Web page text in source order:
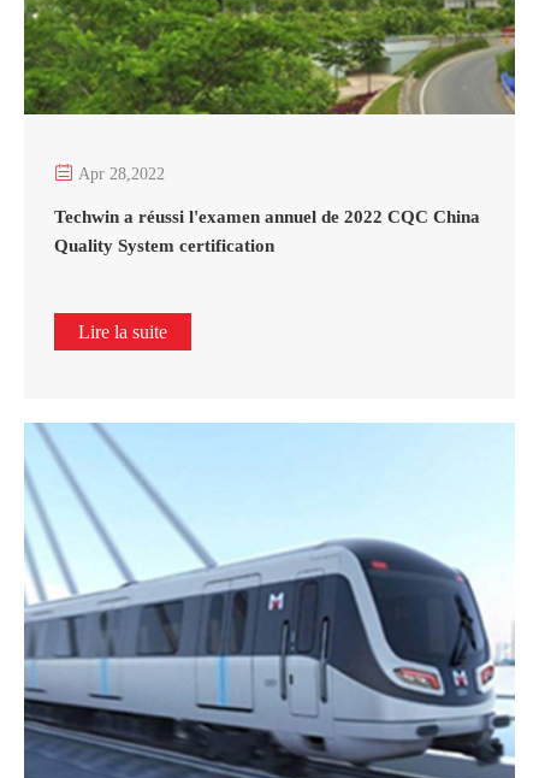
 Apr 28,2022
Techwin a réussi l'examen annuel de 2022 CQC China
Quality System certification
Lire la suite